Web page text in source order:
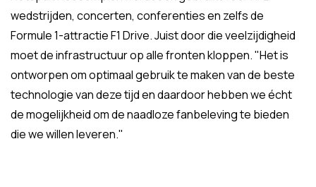
wedstrijden, concerten, conferenties en zelfs de
Formule 1-attractie F1 Drive. Juist door die veelzijdigheid
moet de infrastructuur op alle fronten kloppen. "Het is
ontworpen om optimaal gebruik te maken van de beste
technologie van deze tijd en daardoor hebben we écht
de mogelijkheid om de naadloze fanbeleving te bieden
die we willen leveren."